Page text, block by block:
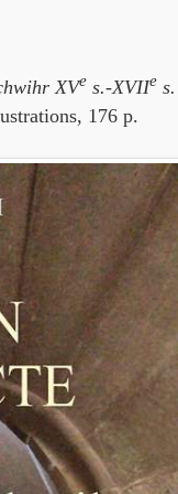
XVe s.-XVIIe s.
176 p.